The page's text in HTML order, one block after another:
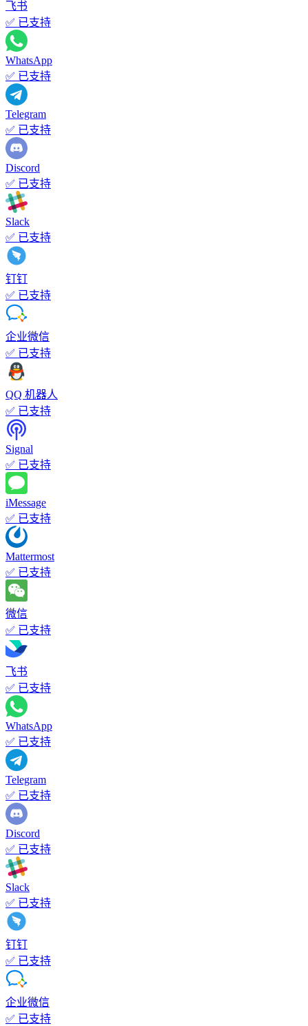
飞书
✅ 已支持
WhatsApp
✅ 已支持
Telegram
✅ 已支持
Discord
✅ 已支持
Slack
✅ 已支持
钉钉
✅ 已支持
企业微信
✅ 已支持
QQ 机器人
✅ 已支持
Signal
✅ 已支持
iMessage
✅ 已支持
Mattermost
✅ 已支持
微信
✅ 已支持
飞书
✅ 已支持
WhatsApp
✅ 已支持
Telegram
✅ 已支持
Discord
✅ 已支持
Slack
✅ 已支持
钉钉
✅ 已支持
企业微信
✅ 已支持